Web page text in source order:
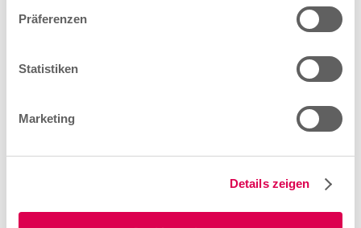
Präferenzen
Statistiken
Marketing
Details zeigen
Weiterbildung